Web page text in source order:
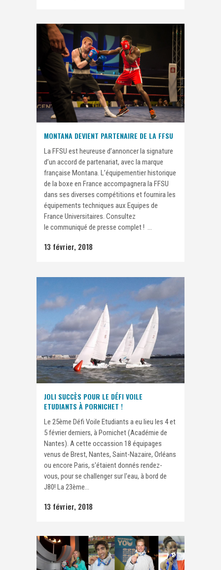
MONTANA DEVIENT PARTENAIRE DE LA FFSU
La FFSU est heureuse d’annoncer la signature
d’un accord de partenariat, avec la marque
française Montana. L’équipementier historique
de la boxe en France accompagnera la FFSU
dans ses diverses compétitions et fournira les
équipements techniques aux Equipes de
France Universitaires. Consultez
le communiqué de presse complet ! ...
13 février, 2018
JOLI SUCCÈS POUR LE DÉFI VOILE
ETUDIANTS À PORNICHET !
Le 25ème Défi Voile Etudiants a eu lieu les 4 et
5 février derniers, à Pornichet (Académie de
Nantes). A cette occassion 18 équipages
venus de Brest, Nantes, Saint-Nazaire, Orléans
ou encore Paris, s'étaient donnés rendez-
vous, pour se challenger sur l'eau, à bord de
J80! La 23ème...
13 février, 2018